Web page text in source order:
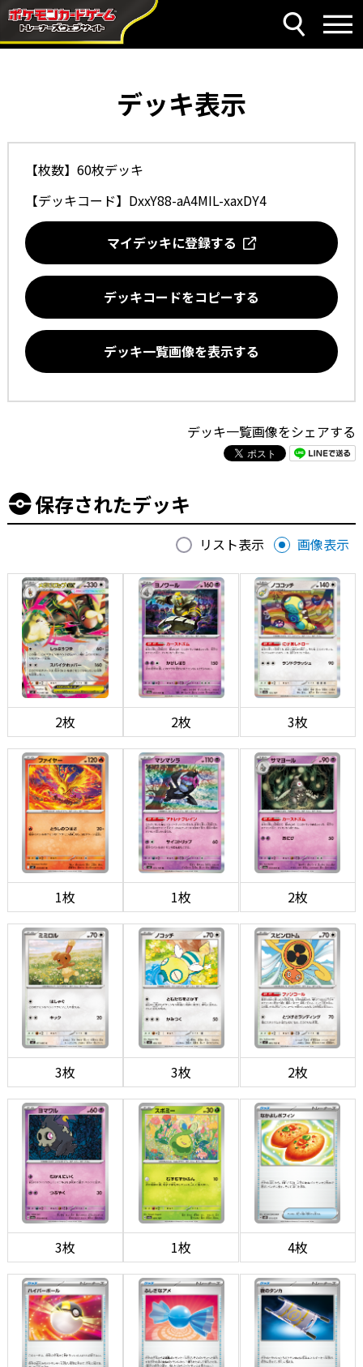
デッキ表示
【枚数】60枚デッキ
【デッキコード】 DxxY88-aA4MIL-xaxDY4
マイデッキに登録する
デッキコードをコピーする
デッキ一覧画像を表示する
デッキ一覧画像をシェアする
保存されたデッキ
リスト表示 画像表示
2枚 2枚 3枚
1枚 1枚 2枚
3枚 3枚 2枚
3枚 1枚 4枚